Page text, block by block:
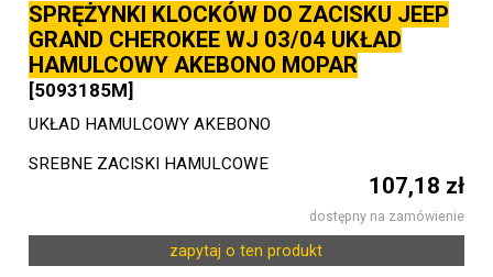
SPRĘŻYNKI KLOCKÓW DO ZACISKU JEEP
GRAND CHEROKEE WJ 03/04 UKŁAD
HAMULCOWY AKEBONO MOPAR
[5093185M]
UKŁAD HAMULCOWY AKEBONO
SREBNE ZACISKI HAMULCOWE
107,18 zł
dostępny na zamówienie
zapytaj o ten produkt